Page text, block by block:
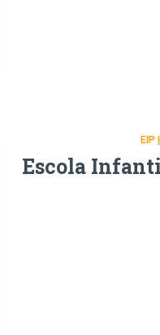
EIP
Escola